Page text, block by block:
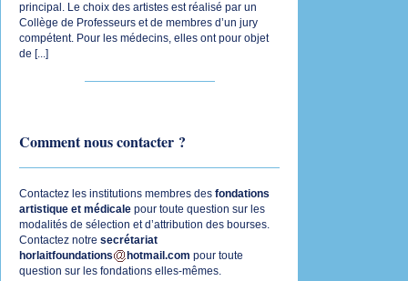
principal. Le choix des artistes est réalisé par un
Collège de Professeurs et de membres d’un jury
compétent. Pour les médecins, elles ont pour objet
de [...]
Comment nous contacter ?
Contactez les institutions membres des fondations
artistique et médicale pour toute question sur les
modalités de sélection et d’attribution des bourses.
Contactez notre secrétariat
horlaitfoundations
hotmail.com pour toute
question sur les fondations elles-mêmes.